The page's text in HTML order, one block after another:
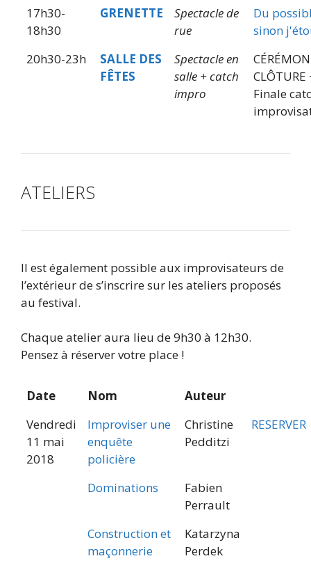
17h30-
18h30
GRENETTE
Spectacle de
rue
Du
sinon
20h30-23h
SALLE DES
FÊTES
Spectacle en
salle + catch
impro
CLÔTURE
Finale
ATELIERS
Il est également possible aux improvisateurs de
l’extérieur de s’inscrire sur les ateliers proposés
au festival.
Chaque atelier aura lieu de 9h30 à 12h30.
Pensez à réserver votre place !
Date Nom
Auteur
Vendredi
11 mai
2018
Improviser une
enquête
policière
Christine
Pedditzi
RESERVER
Dominations
Fabien
Perrault
Construction et
maçonnerie
Katarzyna
Perdek